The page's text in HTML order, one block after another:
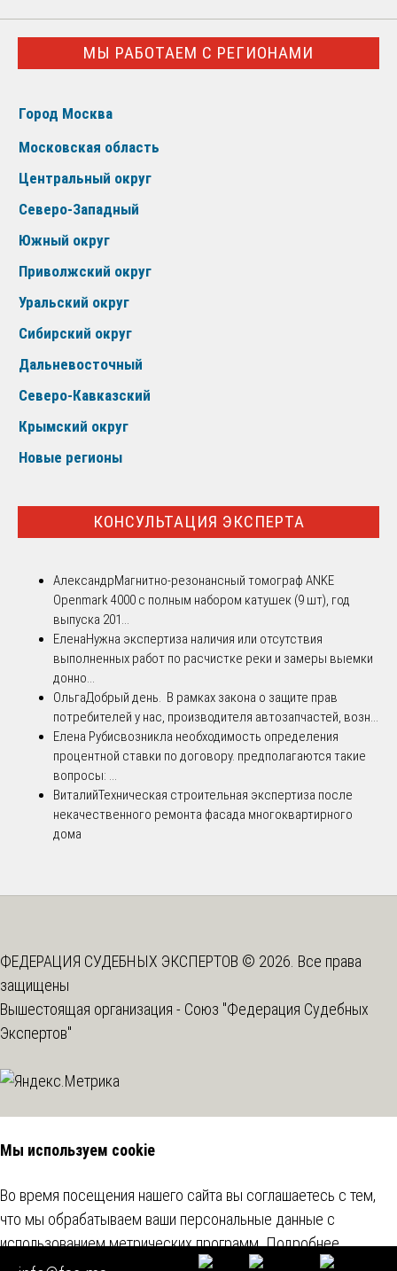
МЫ РАБОТАЕМ С РЕГИОНАМИ
Город Москва
Московская область
Центральный округ
Северо-Западный
Южный округ
Приволжский округ
Уральский округ
Сибирский округ
Дальневосточный
Северо-Кавказский
Крымский округ
Новые регионы
КОНСУЛЬТАЦИЯ ЭКСПЕРТА
АлександрМагнитно-резонансный томограф ANKE
Openmark 4000 с полным набором катушек (9 шт), год
выпуска 201...
ЕленаНужна экспертиза наличия или отсутствия
выполненных работ по расчистке реки и замеры выемки
донно...
ОльгаДобрый день. В рамках закона о защите прав
потребителей у нас, производителя автозапчастей, возн...
Елена Рубисвозникла необходимость определения
процентной ставки по договору. предполагаются такие
вопросы: ...
ВиталийТехническая строительная экспертиза после
некачественного ремонта фасада многоквартирного
дома
ФЕДЕРАЦИЯ СУДЕБНЫХ ЭКСПЕРТОВ © 2026. Все права
защищены
Вышестоящая организация - Союз "Федерация Судебных
Экспертов"
Мы используем cookie
Во время посещения нашего сайта вы соглашаетесь с тем,
что мы обрабатываем ваши персональные данные с
использованием метрических программ.Подробнее